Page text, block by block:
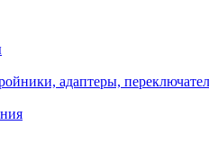
адаптеры,